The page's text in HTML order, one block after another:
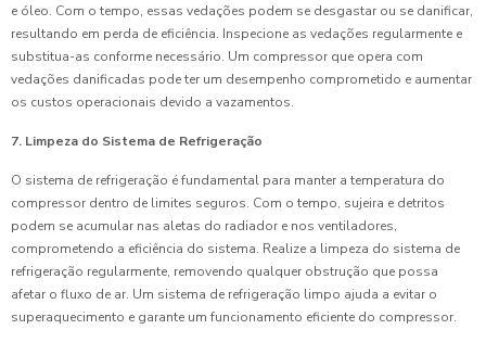
e óleo. Com o tempo, essas vedações podem se desgastar ou se danificar,
resultando em perda de eficiência. Inspecione as vedações regularmente e
substitua-as conforme necessário. Um compressor que opera com
vedações danificadas pode ter um desempenho comprometido e aumentar
os custos operacionais devido a vazamentos.
7. Limpeza do Sistema de Refrigeração
O sistema de refrigeração é fundamental para manter a temperatura do
compressor dentro de limites seguros. Com o tempo, sujeira e detritos
podem se acumular nas aletas do radiador e nos ventiladores,
comprometendo a eficiência do sistema. Realize a limpeza do sistema de
refrigeração regularmente, removendo qualquer obstrução que possa
afetar o fluxo de ar. Um sistema de refrigeração limpo ajuda a evitar o
superaquecimento e garante um funcionamento eficiente do compressor.